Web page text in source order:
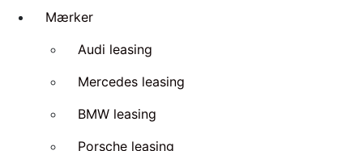
Mærker
Audi leasing
Mercedes leasing
BMW leasing
Porsche leasing